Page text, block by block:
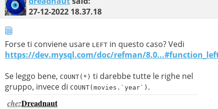
GROUP BY
	anno
27-12-2022 18.37.18
Forse ti conviene usare LEFT in questo caso? Vedi
https://dev.mysql.com/doc/refman/
Se leggo bene, COUNT(*) ti darebbe tutte le righe nel
gruppo, invece di COUNT(movies.`year`) .
chezDreadnaut